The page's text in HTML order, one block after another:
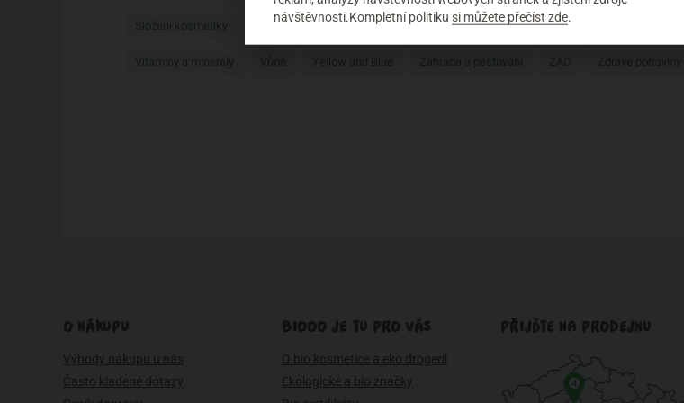
Složení kosmetiky Stravování Testování na zvířatech Tipy Udržitelnost
Vitaminy a minerály Vůně Yellow and Blue Zahrada a pěstování ZAO Zdravé potraviny
O NÁKUPU
Výhody nákupu u nás
Často kladené dotazy
BIOOO JE TU PRO VÁS
O bio kosmetice a eko drogerii
Ekologické a bio značky
PŘIJĎTE NA PRODEJNU
4
návštěvnosti.Kompletní politiku si můžete přečíst zde.